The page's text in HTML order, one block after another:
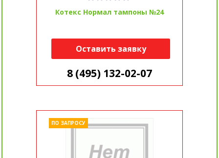
Котекс Нормал тампоны №24
Оставить заявку
8 (495) 132-02-07
ПО ЗАПРОСУ